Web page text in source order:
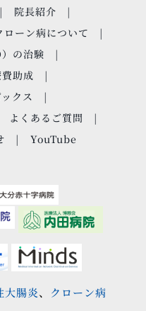
院長紹介
ローン病について
の治験
助成
クス
よくあるご質問
YouTube
大腸炎、 クローン病